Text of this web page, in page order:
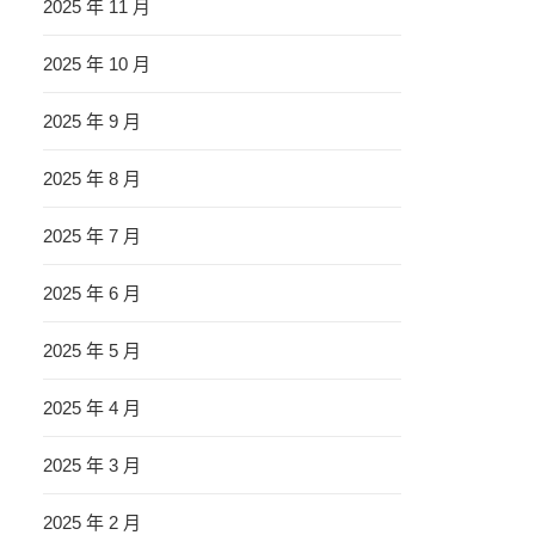
2025 年 11 月
2025 年 10 月
2025 年 9 月
2025 年 8 月
2025 年 7 月
2025 年 6 月
2025 年 5 月
2025 年 4 月
2025 年 3 月
2025 年 2 月